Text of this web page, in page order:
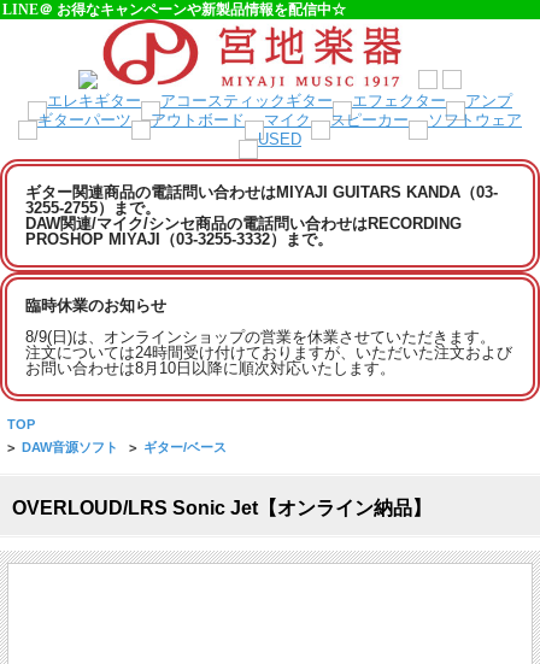
LINE＠ お得なキャンペーンや新製品情報を配信中☆
ギター関連商品の電話問い合わせはMIYAJI GUITARS KANDA（03-
3255-2755）まで。
DAW関連/マイク/シンセ商品の電話問い合わせはRECORDING
PROSHOP MIYAJI（03-3255-3332）まで。
臨時休業のお知らせ
8/9(日)は、オンラインショップの営業を休業させていただきます。
注文については24時間受け付けておりますが、いただいた注文および
お問い合わせは8月10日以降に順次対応いたします。
TOP
> DAW音源ソフト > ギター/ベース
OVERLOUD/LRS Sonic Jet【オンライン納品】